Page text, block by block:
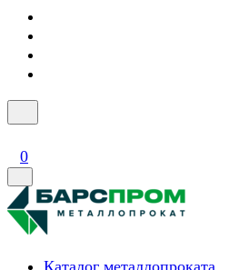
0
Каталог металлопроката